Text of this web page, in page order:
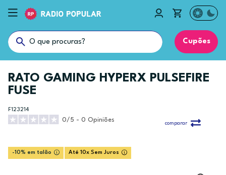
Cupões
RATO GAMING HYPERX PULSEFIRE
FUSE
F123214
0/5 - 0 Opiniões
comparar
-10% em talão Até 10x Sem Juros